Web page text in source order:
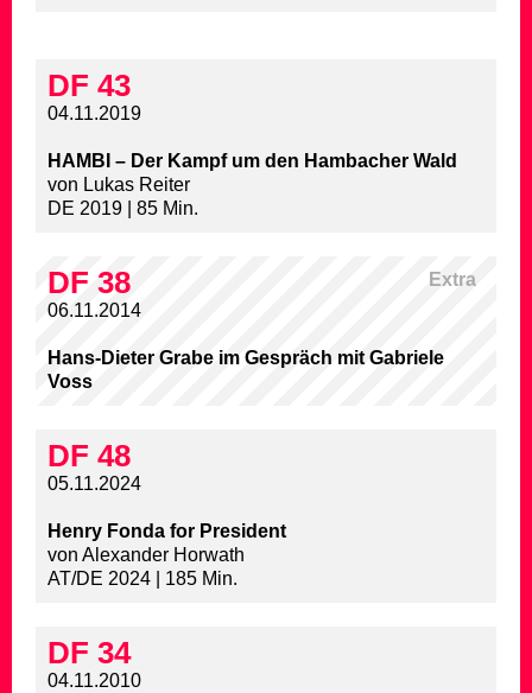
DF 43
04.11.2019
HAMBI – Der Kampf um den Hambacher Wald
von Lukas Reiter
DE 2019 | 85 Min.
Extra
DF 38
06.11.2014
Hans-Dieter Grabe im Gespräch mit Gabriele
Voss
DF 48
05.11.2024
Henry Fonda for President
von Alexander Horwath
AT/DE 2024 | 185 Min.
DF 34
04.11.2010